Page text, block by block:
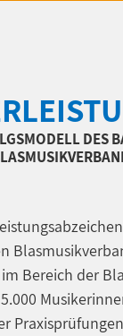
DES
Bereich der